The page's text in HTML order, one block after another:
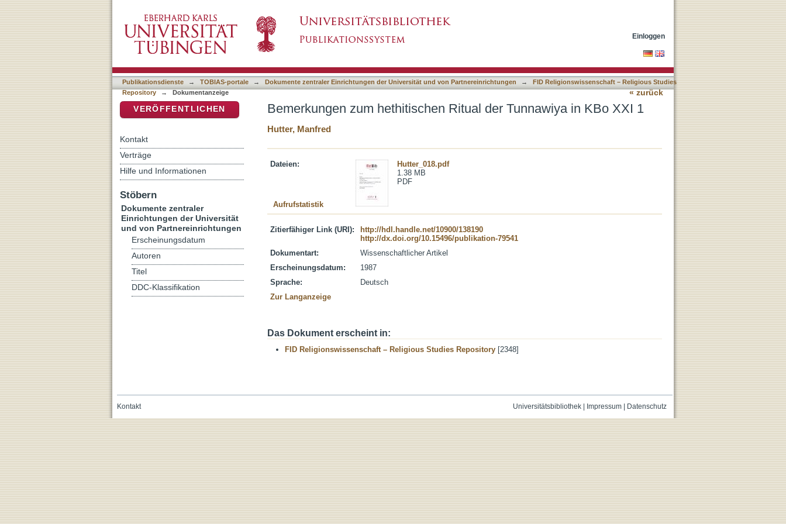
Einloggen
Publikationsdienste → TOBIAS-portale → Dokumente zentraler Einrichtungen der Universität und von Partnereinrichtungen →
FID Religionswissenschaft – Religious Studies
Repository
→ Dokumentanzeige « zurück
Bemerkungen zum hethitischen Ritual der Tunnawiya in KBo XXI 1
Hutter, Manfred
Dateien:
Hutter_018.pdf
1.38 MB
PDF
Aufrufstatistik
Zitierfähiger Link (URI):
http://hdl.handle.net/10900/138190
http://dx.doi.org/10.15496/publikation-79541
Dokumentart:
Wissenschaftlicher Artikel
Erscheinungsdatum:
1987
Sprache:
Deutsch
Zur Langanzeige
Das Dokument erscheint in:
FID Religionswissenschaft – Religious Studies Repository [2348]
VERÖFFENTLICHEN
Kontakt
Verträge
Hilfe und Informationen
Stöbern
Dokumente zentraler
Einrichtungen der Universität
und von Partnereinrichtungen
Erscheinungsdatum
Autoren
Titel
DDC-Klassifikation
Universitätsbibliothek| Impressum| Datenschutz
Kontakt